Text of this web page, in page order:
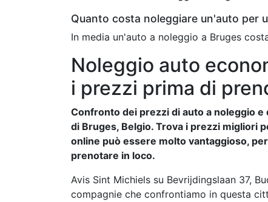
Quanto costa noleggiare un'auto per
In media un'auto a noleggio a Bruges
Noleggio auto
i prezzi prima di
Confronto dei prezzi di auto a noleggio
di Bruges, Belgio. Trova i prezzi migliori
online può essere molto vantaggioso,
prenotare in loco.
Avis Sint Michiels su Bevrijdingslaan 37,
compagnie che confrontiamo in questa